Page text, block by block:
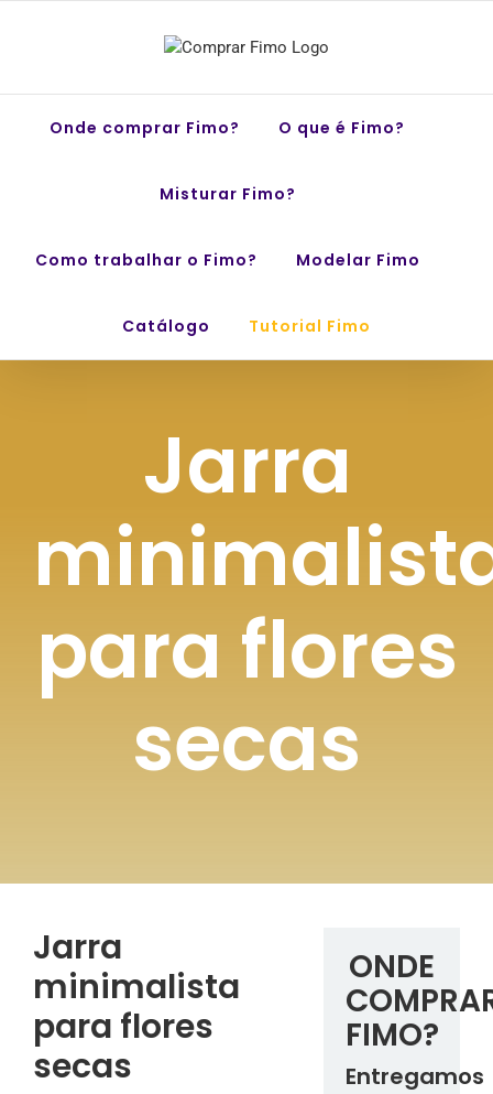
Onde comprar Fimo? O que é Fimo?
Misturar Fimo?
Como trabalhar o Fimo? Modelar Fimo
Catálogo Tutorial Fimo
Jarra
para flores
secas
Jarra
minimalista
para flores
secas
ONDE
FIMO?
Entregamos